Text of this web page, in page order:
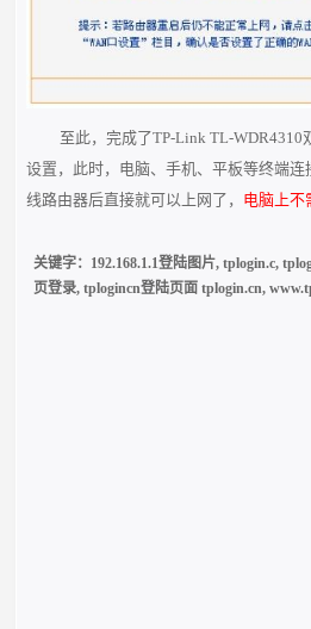
至此，完成了TP-Link TL-WDR4310
设置，此时，电脑、手机、平板等终端
线路由器后直接就可以上网了， 电脑上不
关键字： 192.168.1.1登陆图片,tplogin.c,
页登录,tplogincn登陆页面 tplogin.cn,